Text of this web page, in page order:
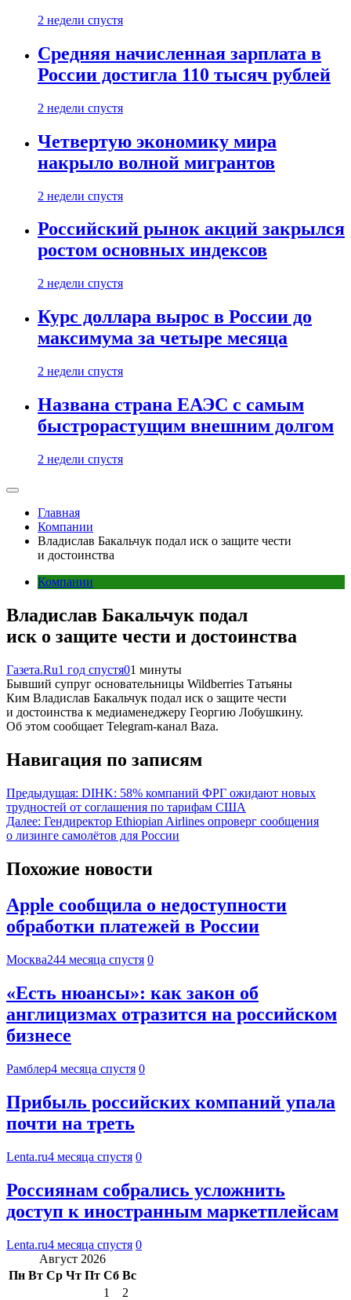
2 недели спустя
Средняя начисленная зарплата в
России достигла 110 тысяч рублей
2 недели спустя
Четвертую экономику мира
накрыло волной мигрантов
2 недели спустя
Российский рынок акций закрылся
ростом основных индексов
2 недели спустя
Курс доллара вырос в России до
максимума за четыре месяца
2 недели спустя
Названа страна ЕАЭС с самым
быстрорастущим внешним долгом
2 недели спустя
Главная
Компании
Владислав Бакальчук подал иск о защите чести
и достоинства
Компании
Владислав Бакальчук подал
иск о защите чести и достоинства
Газета.Ru1 год спустя01 минуты
Бывший супруг основательницы Wildberries Татьяны
Ким Владислав Бакальчук подал иск о защите чести
и достоинства к медиаменеджеру Георгию Лобушкину.
Об этом сообщает Telegram-канал Baza.
Навигация по записям
Предыдущая: DIHK: 58% компаний ФРГ ожидают новых
трудностей от соглашения по тарифам США
Далее: Гендиректор Ethiopian Airlines опроверг сообщения
о лизинге самолётов для России
Похожие новости
Apple сообщила о недоступности
обработки платежей в России
Москва244 месяца спустя 0
«Есть нюансы»: как закон об
англицизмах отразится на российском
бизнесе
Рамблер4 месяца спустя 0
Прибыль российских компаний упала
почти на треть
Lenta.ru4 месяца спустя 0
Россиянам собрались усложнить
доступ к иностранным маркетплейсам
Lenta.ru4 месяца спустя 0
Август 2026
Пн Вт Ср Чт Пт Сб Вс
1
2